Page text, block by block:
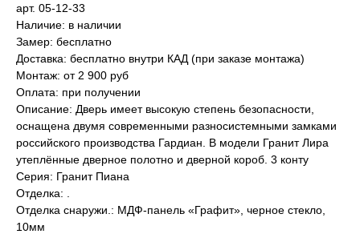
арт. 05-12-33
Наличие: в наличии
Замер: бесплатно
Доставка: бесплатно внутри КАД (при заказе монтажа)
Монтаж: от 2 900 руб
Оплата: при получении
Описание: Дверь имеет высокую степень безопасности,
оснащена двумя современными разносистемными замками
российского производства Гардиан. В модели Гранит Лира
утеплённые дверное полотно и дверной короб. 3 конту
Серия: Гранит Пиана
Отделка: .
Отделка снаружи.: МДФ-панель «Графит», черное стекло,
10мм